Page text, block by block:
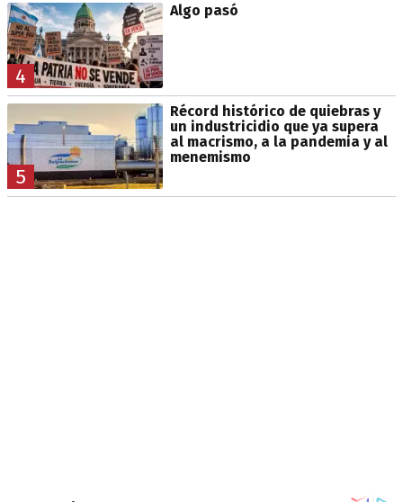
4
Algo pasó
5
Récord histórico de quiebras y
un industricidio que ya supera
al macrismo, a la pandemia y al
menemismo